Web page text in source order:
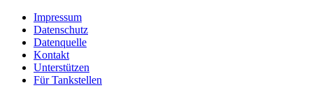
Impressum
Datenschutz
Datenquelle
Kontakt
Unterstützen
Für Tankstellen